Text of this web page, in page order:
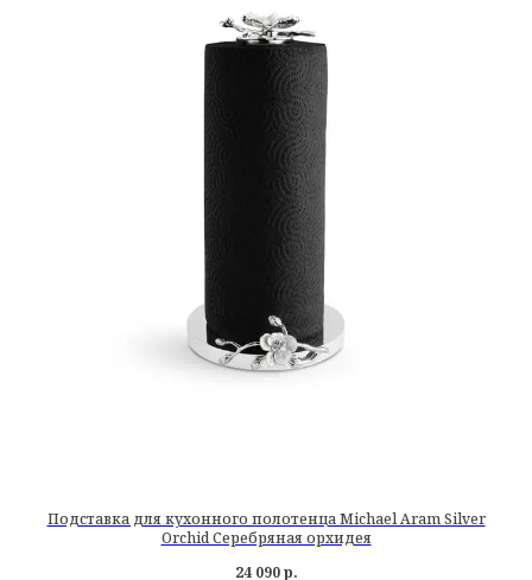
Подставка для кухонного полотенца Michael Aram Silver
Orchid Серебряная орхидея
24 090 р.